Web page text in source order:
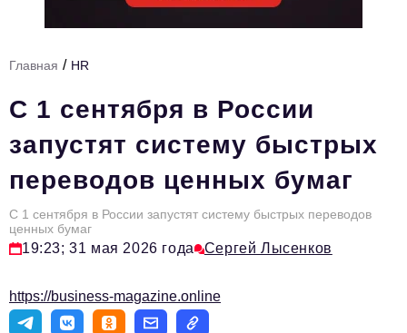
История тульского предпринимательства
Тема номера
HR
Персона номера
Инфраструктура развития
Технологии и тренды
Импортозамещение
Главная / HR
С 1 сентября в России
запустят систему быстрых
переводов ценных бумаг
С 1 сентября в России запустят систему быстрых переводов
ценных бумаг
19:23; 31 мая 2026 года Сергей Лысенков
https://business-magazine.online